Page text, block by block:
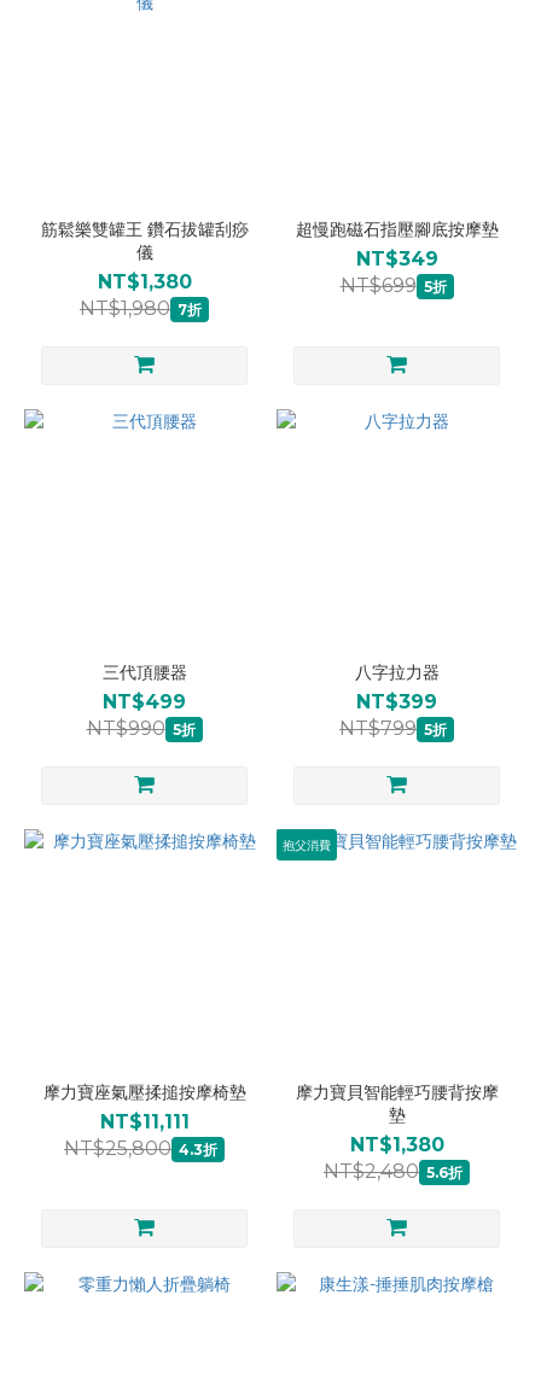
筋鬆樂雙罐王 鑽石拔罐刮痧
儀
NT$1,380
NT$1,980 7折
超慢跑磁石指壓腳底按摩墊
NT$349
NT$699 5折
三代頂腰器
NT$499
NT$990 5折
八字拉力器
NT$399
NT$799 5折
摩力寶座氣壓揉搥按摩椅墊
NT$11,111
NT$25,800 4.3折
抱父消費
摩力寶貝智能輕巧腰背按摩
墊
NT$1,380
NT$2,480 5.6折